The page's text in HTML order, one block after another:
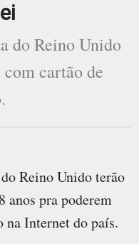
do Reino Unido
cartão de
Reino Unido terão
anos pra poderem
na Internet do país.